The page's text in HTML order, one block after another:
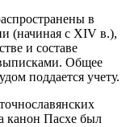
в
(начиная с XIV в.),
и составе
Общее
поддается учету.
канон Пасхе был